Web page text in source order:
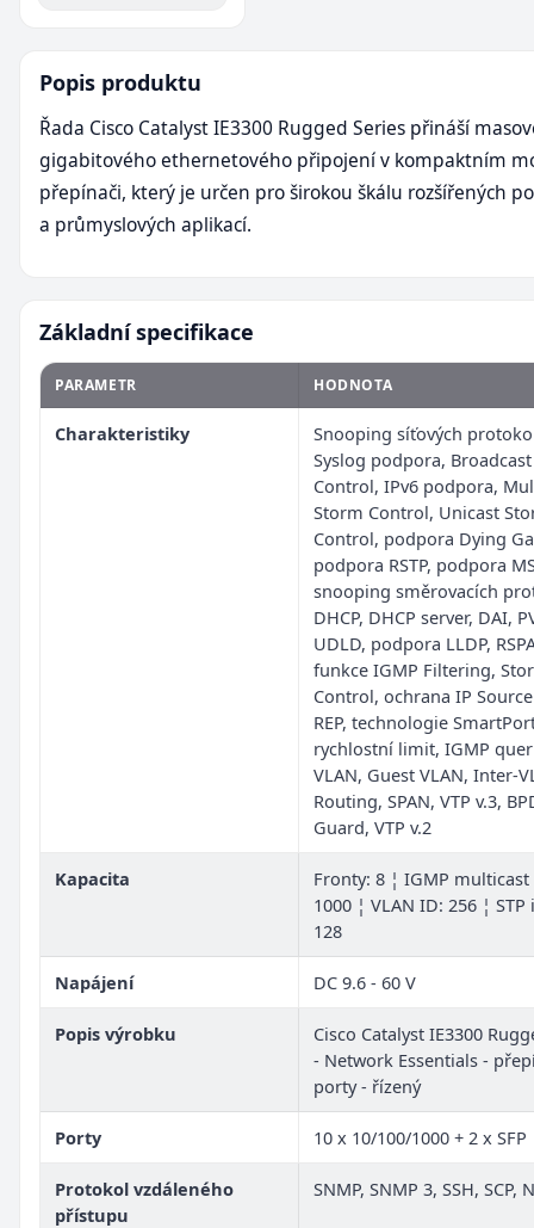
Popis produktu
Řada Cisco Catalyst IE3300 Rugged Series přináší
gigabitového ethernetového připojení v kompaktním
přepínači, který je určen pro širokou škálu rozšířených
a průmyslových aplikací.
Základní specifikace
PARAMETR HODNOTA
Charakteristiky
Snooping síťových
Syslog podpora,
Control, IPv6 podpora,
Storm Control, Unicast
Control, podpora Dying
podpora RSTP, podpora
snooping směrovacích
DHCP, DHCP server, DAI,
UDLD, podpora LLDP,
funkce IGMP Filtering,
Control, ochrana IP
REP, technologie
rychlostní limit, IGMP
VLAN, Guest VLAN, Inter-
Routing, SPAN, VTP v.3,
Guard, VTP v.2
Kapacita
Fronty: 8 ¦ IGMP
1000 ¦ VLAN ID: 256 ¦
128
Napájení DC 9.6 - 60 V
Popis výrobku
Cisco Catalyst IE3300
- Network Essentials -
porty - řízený
Porty 10 x 10/100/1000 + 2 x SFP
Protokol vzdáleného
přístupu
SNMP, SNMP 3, SSH, SCP,